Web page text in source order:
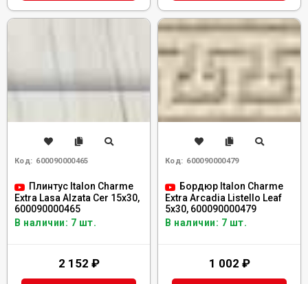
Код: 600090000465
Плинтус Italon Charme
Extra Lasa Alzata Cer 15x30,
600090000465
В наличии: 7 шт.
2 152 ₽
Код: 600090000479
Бордюр Italon Charme
Extra Arcadia Listello Leaf
5x30, 600090000479
В наличии: 7 шт.
1 002 ₽